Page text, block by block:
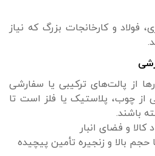
فولاد و کارخانجات بزرگ که نیاز
از پالت‌های ترکیبی یا سفارشی
از چوب، پلاستیک یا فلز است تا
باشند.
و فضای انبار
بالا و زنجیره تأمین پیچیده